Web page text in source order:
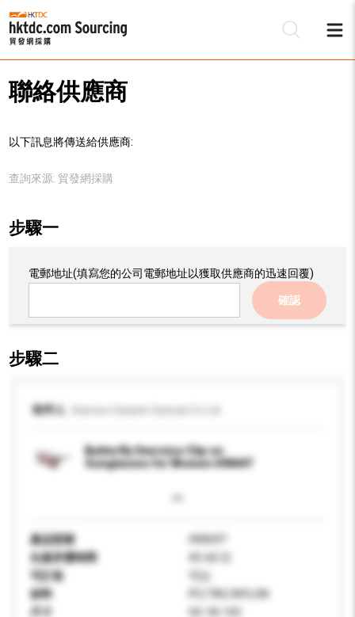
聯絡供應商
以下訊息將傳送給供應商:
查詢來源: 貿發網採購
步驟一
電郵地址(填寫您的公司電郵地址以獲取供應商的迅速回覆)
確認
步驟二
收件人
Butterfly Oversize Clip on
Sunglasses for Women 490697
產品型號
490697
生產所需時間
45-60 日
可訂造
可以
材料
PC/TAC/NYLON
54-18-143